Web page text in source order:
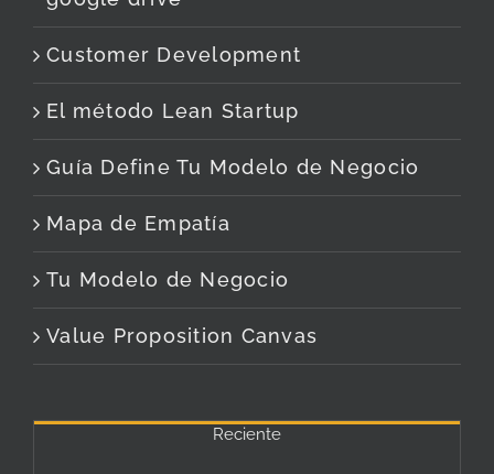
Customer Development
El método Lean Startup
Guía Define Tu Modelo de Negocio
Mapa de Empatía
Tu Modelo de Negocio
Value Proposition Canvas
Reciente